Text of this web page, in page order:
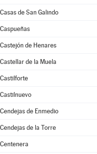
Casas de San Galindo
Caspueñas
Castejón de Henares
Castellar de la Muela
Castilforte
Castilnuevo
Cendejas de Enmedio
Cendejas de la Torre
Centenera